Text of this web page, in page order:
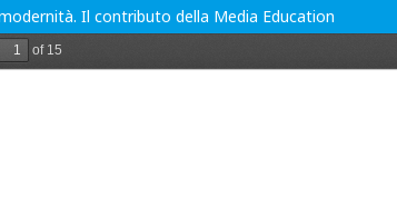
Il contributo della Media Education